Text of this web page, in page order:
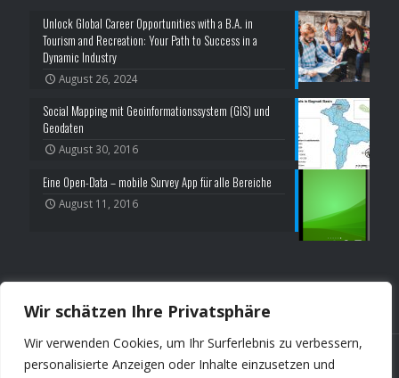
Wir schätzen Ihre Privatsphäre
Wir verwenden Cookies, um Ihr Surferlebnis zu verbessern,
personalisierte Anzeigen oder Inhalte einzusetzen und
Unlock Global Career Opportunities with a B.A. in
Tourism and Recreation: Your Path to Success in a
Dynamic Industry
August 26, 2024
Social Mapping mit Geoinformationssystem (GIS) und
Geodaten
August 30, 2016
Eine Open-Data – mobile Survey App für alle Bereiche
August 11, 2016